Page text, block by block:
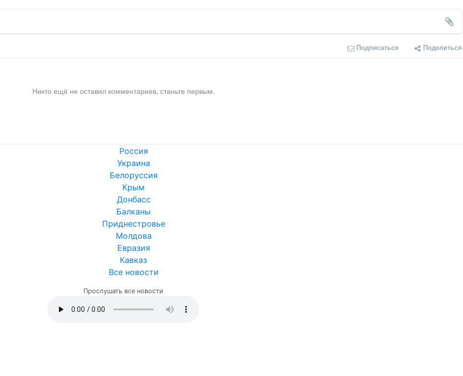
Подписаться Поделиться
Никто ещё не оставил комментариев, станьте первым.
Россия
Украина
Белоруссия
Крым
Донбасс
Балканы
Приднестровье
Молдова
Евразия
Кавказ
Все новости
Прослушать все новости